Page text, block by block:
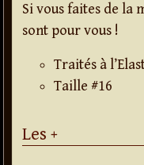
Si vous faites de la
sont pour vous !
Traités à
Taille #16
Les +